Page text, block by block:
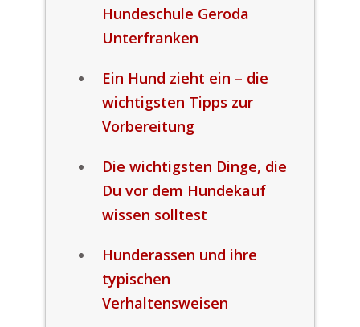
Hundeschule Geroda
Unterfranken
Ein Hund zieht ein – die
wichtigsten Tipps zur
Vorbereitung
Die wichtigsten Dinge, die
Du vor dem Hundekauf
wissen solltest
Hunderassen und ihre
typischen
Verhaltensweisen